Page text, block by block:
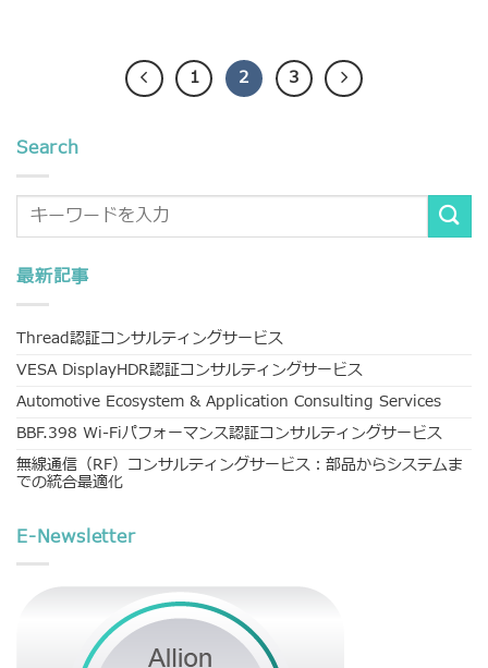
1 2 3
Search
最新記事
Thread認証コンサルティングサービス
VESA DisplayHDR認証コンサルティングサービス
Automotive Ecosystem & Application Consulting Services
BBF.398 Wi-Fiパフォーマンス認証コンサルティングサービス
無線通信（RF）コンサルティングサービス：部品からシステムま
での統合最適化
E-Newsletter